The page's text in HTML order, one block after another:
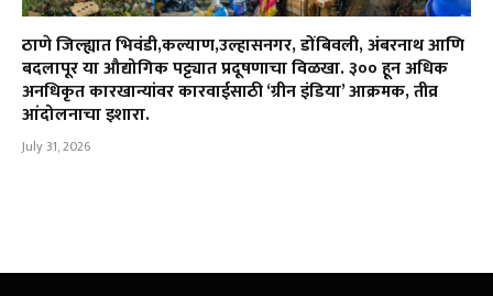
ठाणे जिल्ह्यात भिवंडी,कल्याण,उल्हासनगर, डोंबिवली, अंबरनाथ आणि
बदलापूर या औद्योगिक पट्ट्यात प्रदूषणाचा विळखा. ३०० हून अधिक
अनधिकृत कारखान्यांवर कारवाईसाठी ‘ग्रीन इंडिया’ आक्रमक, तीव्र
आंदोलनाचा इशारा.
July 31, 2026